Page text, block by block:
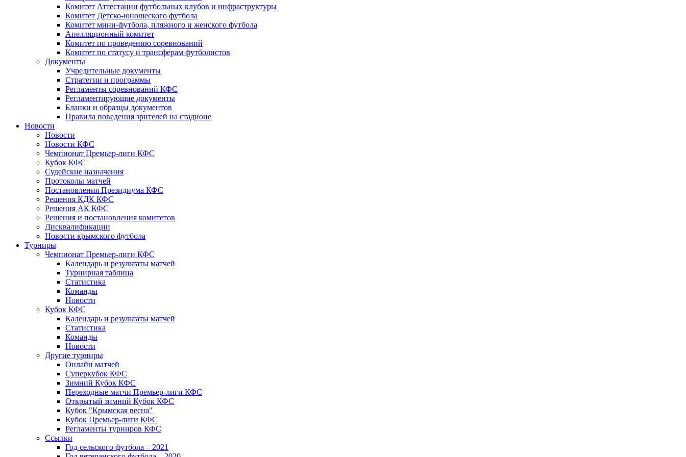
Комитет Аттестации футбольных клубов и инфраструктуры
Комитет Детско-юношеского футбола
Комитет мини-футбола, пляжного и женского футбола
Апелляционный комитет
Комитет по проведению соревнований
Комитет по статусу и трансферам футболистов
Документы
Учредительные документы
Стратегии и программы
Регламенты соревнований КФС
Регламентирующие документы
Бланки и образцы документов
Правила поведения зрителей на стадионе
Новости
Новости
Новости КФС
Чемпионат Премьер-лиги КФС
Кубок КФС
Судейские назначения
Протоколы матчей
Постановления Президиума КФС
Решения КДК КФС
Решения АК КФС
Решения и постановления комитетов
Дисквалификации
Новости крымского футбола
Турниры
Чемпионат Премьер-лиги КФС
Календарь и результаты матчей
Турнирная таблица
Статистика
Команды
Новости
Кубок КФС
Календарь и результаты матчей
Статистика
Команды
Новости
Другие турниры
Онлайн матчей
Суперкубок КФС
Зимний Кубок КФС
Переходные матчи Премьер-лиги КФС
Открытый зимний Кубок КФС
Кубок "Крымская весна"
Кубок Премьер-лиги КФС
Регламенты турниров КФС
Ссылки
Год сельского футбола – 2021